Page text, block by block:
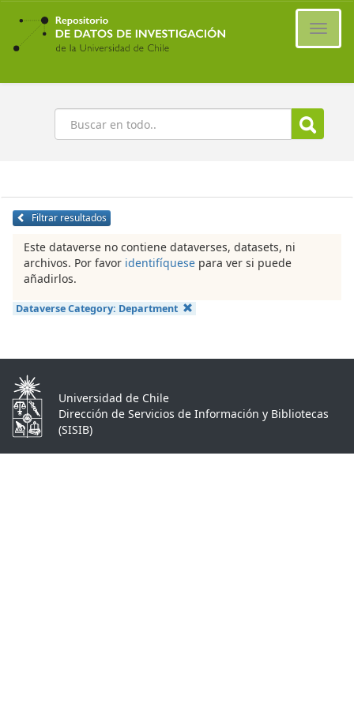
Ir
contenido
principal
Buscar
Filtrar resultados
Este dataverse no contiene dataverses, datasets, ni
archivos. Por favor identifíquese para ver si puede
añadirlos.
Dataverse Category: Department
Universidad de Chile
Dirección de Servicios de Información y Bibliotecas
(SISIB)